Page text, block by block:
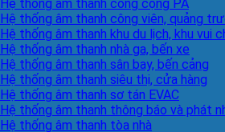
Hệ thống âm thanh công cộng PA
Hệ thống âm thanh công viên, quảng
Hệ thống âm thanh khu du lịch, khu vui
Hệ thống âm thanh nhà ga, bến xe
Hệ thống âm thanh sân bay, bến cảng
Hệ thống âm thanh siêu thị, cửa hàng
Hệ thống âm thanh sơ tán EVAC
Hệ thống âm thanh thông báo và phát
Hệ thống âm thanh tòa nhà